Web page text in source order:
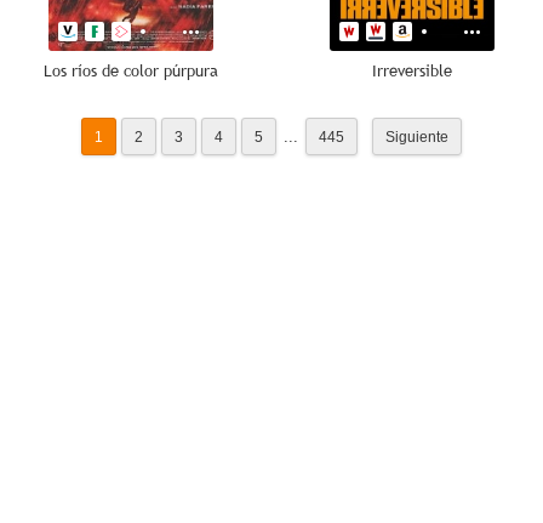
Los ríos de color púrpura Irreversible
1 2 3 4 5 ... 445 Siguiente